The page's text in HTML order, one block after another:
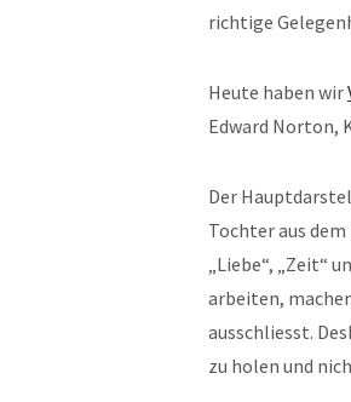
richtige
Heute haben wir
Edward Norton,
Der
Tochter aus
„Liebe“, „Zeit“
arbeiten,
ausschliesst.
zu holen und